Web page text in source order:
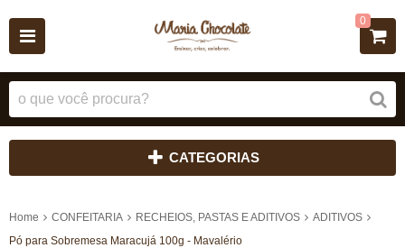
0
CATEGORIAS
Home CONFEITARIA RECHEIOS, PASTAS E ADITIVOS
ADITIVOS
Pó para Sobremesa Maracujá 100g - Mavalério